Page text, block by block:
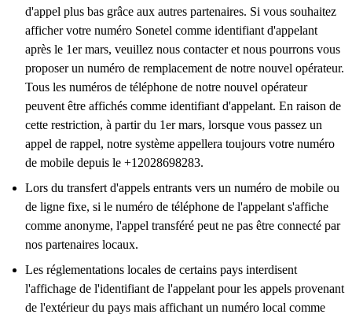
d'appel plus bas grâce aux autres partenaires. Si vous souhaitez
afficher votre numéro Sonetel comme identifiant d'appelant
après le 1er mars, veuillez nous contacter et nous pourrons vous
proposer un numéro de remplacement de notre nouvel opérateur.
Tous les numéros de téléphone de notre nouvel opérateur
peuvent être affichés comme identifiant d'appelant. En raison de
cette restriction, à partir du 1er mars, lorsque vous passez un
appel de rappel, notre système appellera toujours votre numéro
de mobile depuis le +12028698283.
Lors du transfert d'appels entrants vers un numéro de mobile ou
de ligne fixe, si le numéro de téléphone de l'appelant s'affiche
comme anonyme, l'appel transféré peut ne pas être connecté par
nos partenaires locaux.
Les réglementations locales de certains pays interdisent
l'affichage de l'identifiant de l'appelant pour les appels provenant
de l'extérieur du pays mais affichant un numéro local comme